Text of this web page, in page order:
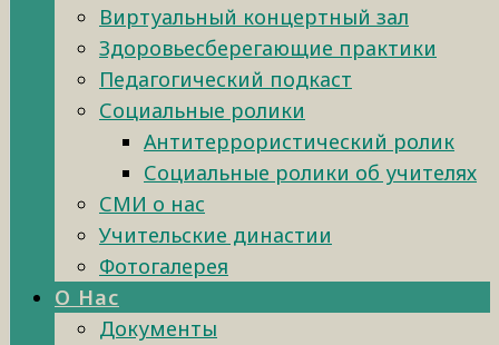
Виртуальный концертный зал
Здоровьесберегающие практики
Педагогический подкаст
Социальные ролики
Антитеррористический ролик
Социальные ролики об учителях
СМИ о нас
Учительские династии
Фотогалерея
О Нас
Документы